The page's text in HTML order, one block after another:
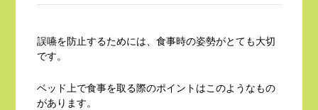
誤嚥を防止するためには、食事時の姿勢がとても大切
です。
ベッド上で食事を取る際のポイントはこのようなもの
があります。